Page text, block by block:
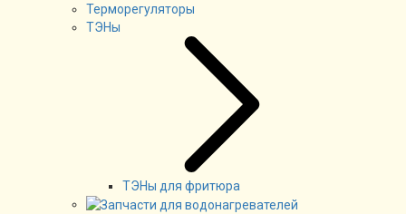
Терморегуляторы
ТЭНы
ТЭНы для фритюра